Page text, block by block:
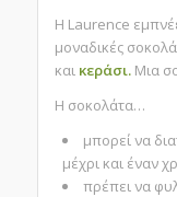
Η Laurence
μοναδικές
και κεράσι. Μια
Η σοκολάτα…
μπορεί να
μέχρι και έναν
πρέπει να